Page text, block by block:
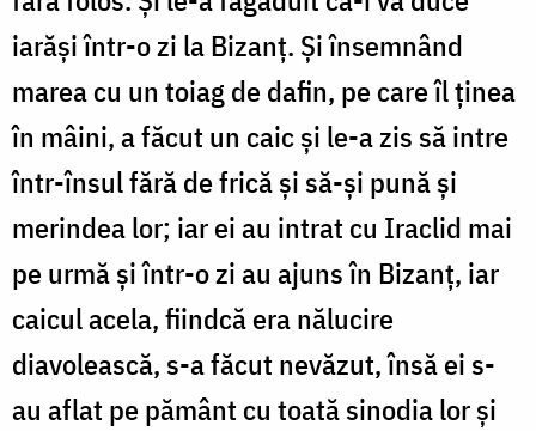
iarăși într-o zi la Bizanț. Și însemnând
marea cu un toiag de dafin, pe care îl ținea
în mâini, a făcut un caic și le-a zis să intre
într-însul fără de frică și să-și pună și
merindea lor; iar ei au intrat cu Iraclid mai
pe urmă și într-o zi au ajuns în Bizanț, iar
caicul acela, fiindcă era nălucire
diavolească, s-a făcut nevăzut, însă ei s-
au aflat pe pământ cu toată sinodia lor și